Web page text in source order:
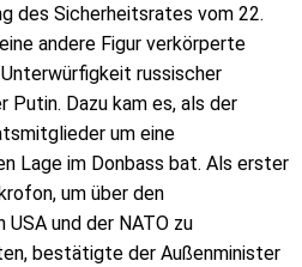
des Sicherheitsrates vom 22.
andere Figur verkörperte
russischer
Dazu kam es, als der
um eine
Lage im Donbass bat. Als erster
um über den
und der NATO zu
bestätigte der Außenminister